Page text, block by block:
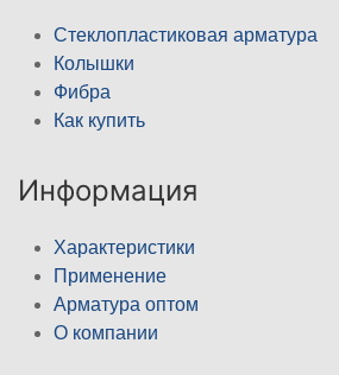
Стеклопластиковая арматура
Колышки
Фибра
Как купить
Информация
Характеристики
Применение
Арматура оптом
О компании